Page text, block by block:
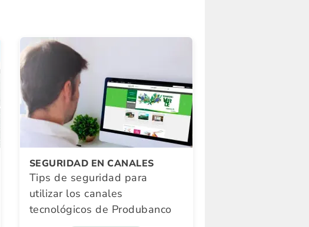
SEGURIDAD EN CANALES
Tips de seguridad para
utilizar los canales
tecnológicos de Produbanco